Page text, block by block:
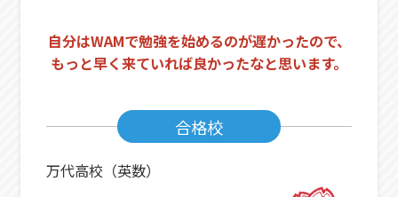
自分はWAMで勉強を始めるのが遅かったので、
もっと早く来ていれば良かったなと思います。
合格校
万代高校（英数）